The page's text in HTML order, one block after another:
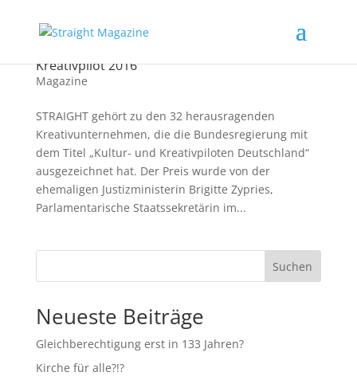
Kreativpilot 2016
Magazine
STRAIGHT gehört zu den 32 herausragenden
Kreativunternehmen, die die Bundesregierung mit
dem Titel „Kultur- und Kreativpiloten Deutschland“
ausgezeichnet hat. Der Preis wurde von der
ehemaligen Justizministerin Brigitte Zypries,
Parlamentarische Staatssekretärin im...
Suchen
Neueste Beiträge
Gleichberechtigung erst in 133 Jahren?
Kirche für alle?!?